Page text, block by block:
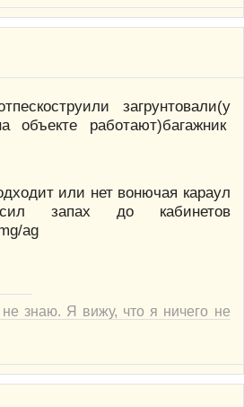
загрунтовали(у
объекте работают)багажник
или нет вонючая караул
запах до кабинетов
знаю. Я вижу, что я ничего не